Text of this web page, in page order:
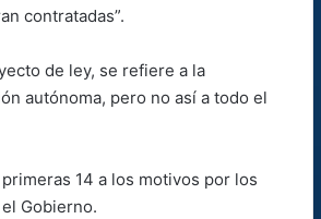
contratadas”.
de ley, se refiere a la
autónoma, pero no así a todo el
14 a los motivos por los
Gobierno.